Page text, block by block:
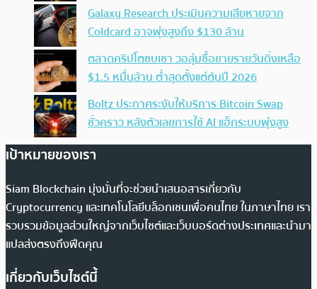
Galaxy Research ประเมินความเสียหายจาก
Coldcard อาจพุ่งสูงถึง $130 ล้าน
ตลาดคริปโตซบเซา วอลุ่มซื้อขายรายวันดิ่งเหลือ
$1.5 หมื่นล้าน ต่ำสุดตั้งแต่ต้นปี 2026
Boltz ประกาศระงับให้บริการ Bitcoin Swap
ชั่วคราว หลังตัวเลขการใช้ AI แฮ็กระบบพุ่งสูง
เป้าหมายของเรา
Siam Blockchain มุ่งมั่นที่จะช่วยนำเสนอสารเกี่ยวกับ
Cryptocurrency และเทคโนโลยีบล็อกเชนเพื่อคนไทย ในภาษาไทย เรา
รวบรวมข้อมูลส่วนใหญ่จากเว็บไซต์และเว็บบอร์ดต่างประเทศและนำมา
แปลส่งตรงถึงฟีดคุณ
เกี่ยวกับเว็บไซต์นี้